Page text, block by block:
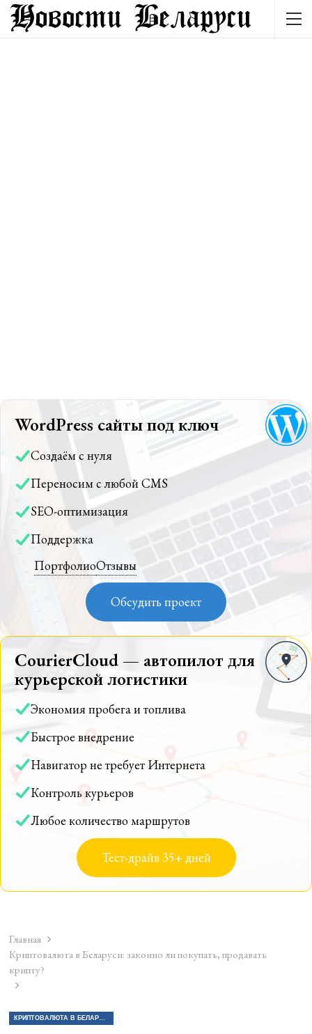
WordPress сайты под ключ
Создаём с нуля
Переносим с любой CMS
SEO-оптимизация
Поддержка
ПортфолиоОтзывы
Обсудить проект
CourierCloud — автопилот для
курьерской логистики
Экономия пробега и топлива
Быстрое внедрение
Навигатор не требует Интернета
Контроль курьеров
Любое количество маршрутов
Тест-драйв 35+ дней
Главная
Криптовалюта в Беларуси: законно ли покупать, продавать
крипту?
КРИПТОВАЛЮТА В БЕЛАРУСИ: ЗАКОННО ЛИ ПОКУПАТЬ, ПРОДАВАТЬ КРИПТУ?